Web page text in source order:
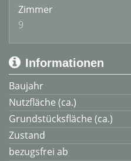
Zimmer
9
Informationen
Baujahr
Nutzfläche (ca.)
Grundstücksfläche (ca.)
Zustand
bezugsfrei ab